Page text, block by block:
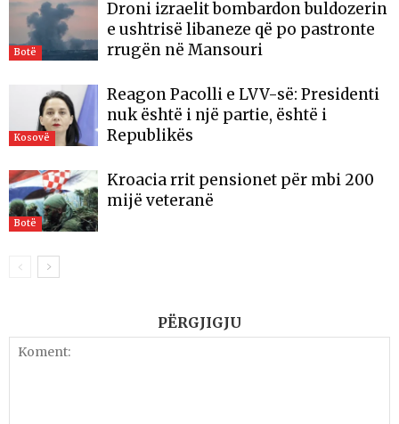
Botë
Droni izraelit bombardon buldozerin
e ushtrisë libaneze që po pastronte
rrugën në Mansouri
Kosovë
Reagon Pacolli e LVV-së: Presidenti
nuk është i një partie, është i
Republikës
Botë
Kroacia rrit pensionet për mbi 200
mijë veteranë
PËRGJIGJU